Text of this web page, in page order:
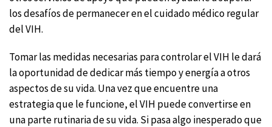
los desafíos de permanecer en el cuidado médico regular
del VIH.
Tomar las medidas necesarias para controlar el VIH le dará
la oportunidad de dedicar más tiempo y energía a otros
aspectos de su vida. Una vez que encuentre una
estrategia que le funcione, el VIH puede convertirse en
una parte rutinaria de su vida. Si pasa algo inesperado que